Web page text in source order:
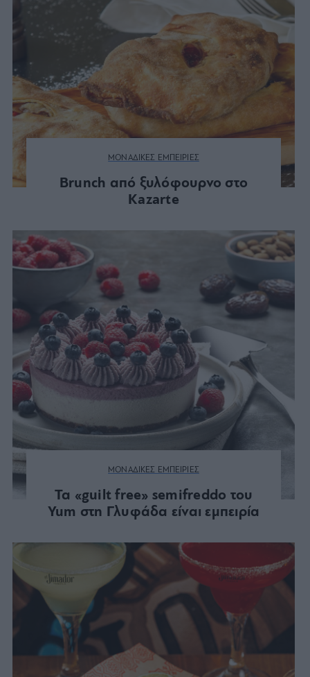
ΜΟΝΑΔΙΚΕΣ ΕΜΠΕΙΡΙΕΣ
Brunch από ξυλόφουρνο στο
Kazarte
ΜΟΝΑΔΙΚΕΣ ΕΜΠΕΙΡΙΕΣ
Τα «guilt free» semifreddo του
Yum στη Γλυφάδα είναι εμπειρία